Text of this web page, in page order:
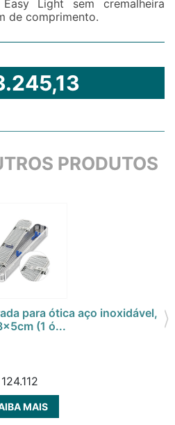
Easy Light sem cremalheira
de comprimento.
PRODUTOS
para ótica aço inoxidável,
(1 ó...
124.112
MAIS